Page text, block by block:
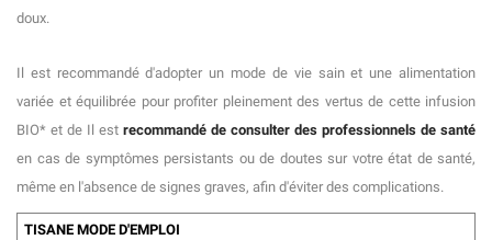
doux.
Il est recommandé d'adopter un mode de vie sain et une alimentation
variée et équilibrée pour profiter pleinement des vertus de cette infusion
BIO* et de Il est recommandé de consulter des professionnels de santé
en cas de symptômes persistants ou de doutes sur votre état de santé,
même en l'absence de signes graves, afin d'éviter des complications.
TISANE MODE D'EMPLOI